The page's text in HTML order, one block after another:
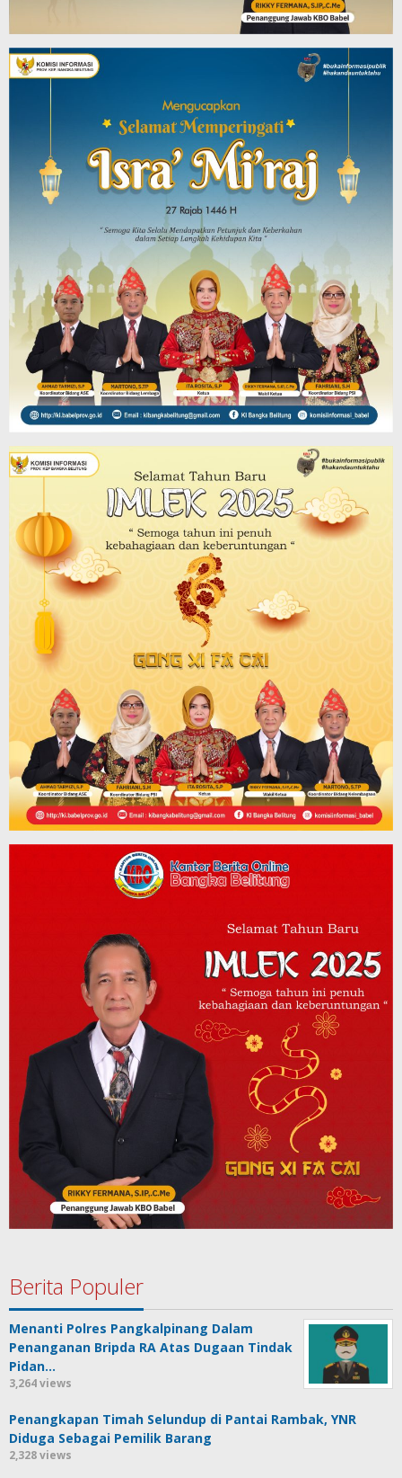
Berita Populer
Menanti Polres Pangkalpinang Dalam
Penanganan Bripda RA Atas Dugaan Tindak
Pidan…
3,264 views
Penangkapan Timah Selundup di Pantai Rambak, YNR
Diduga Sebagai Pemilik Barang
2,328 views